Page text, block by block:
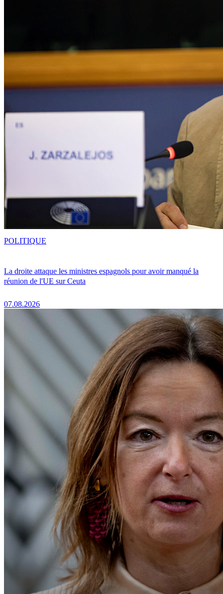
La droite attaque les ministres espagnols pour avoir manqué la
réunion de l'UE sur Ceuta
07.08.2026
POLITIQUE